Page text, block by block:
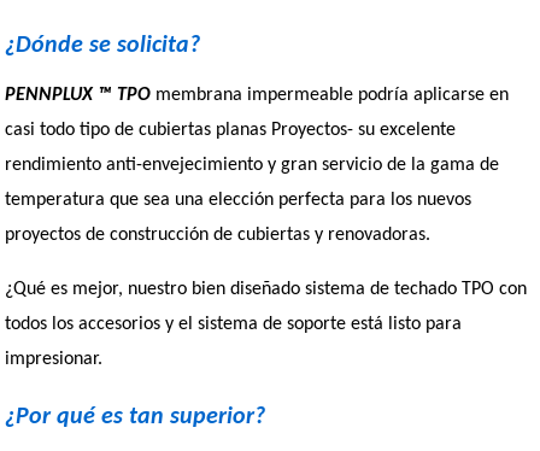
¿Dónde se solicita?
PENNPLUX ™ TPO membrana impermeable podría aplicarse en
casi todo tipo de cubiertas planas Proyectos- su excelente
rendimiento anti-envejecimiento y gran servicio de la gama de
temperatura que sea una elección perfecta para los nuevos
proyectos de construcción de cubiertas y renovadoras.
¿Qué es mejor, nuestro bien diseñado sistema de techado TPO con
todos los accesorios y el sistema de soporte está listo para
impresionar.
¿Por qué es tan superior?